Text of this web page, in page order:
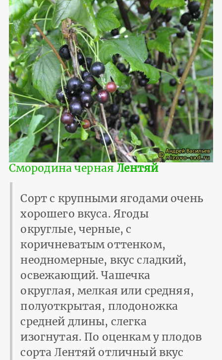
Смородина чернаяЛентяй
Сорт с крупными ягодами очень
хорошего вкуса. Ягоды
округлые, черные, с
коричневатым оттенком,
неодномерные, вкус сладкий,
освежающий. Чашечка
округлая, мелкая или средняя,
полуоткрытая, плодоножка
средней длины, слегка
изогнутая. По оценкам у плодов
сорта Лентяй отличный вкус